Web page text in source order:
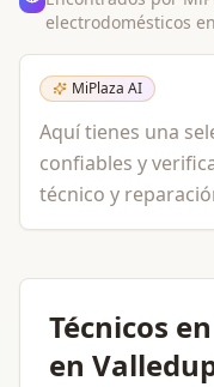
electrodomésticos
MiPlaza AI
Aquí tienes una
confiables y
técnico y
Técnicos
en